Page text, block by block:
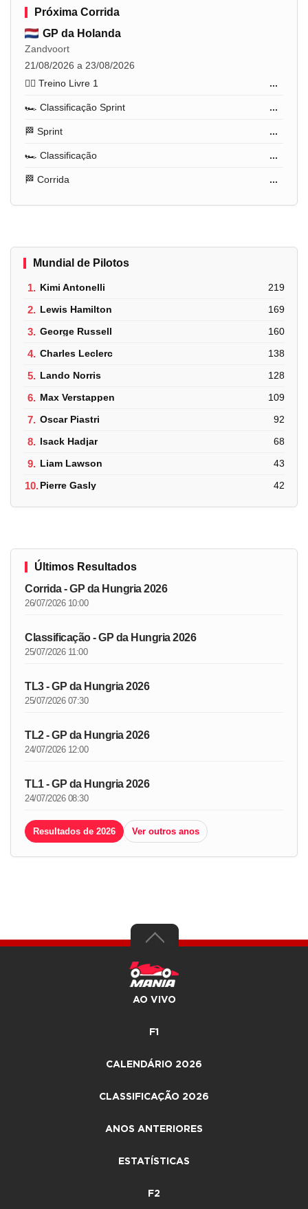
Próxima Corrida
GP da Holanda
Zandvoort
21/08/2026 a 23/08/2026
🏋️‍♂️ Treino Livre 1
...
🏎️ Classificação Sprint ...
🏁 Sprint ...
🏎️ Classificação ...
🏁 Corrida ...
Mundial de Pilotos
1. Kimi Antonelli 219
2. Lewis Hamilton 169
3. George Russell 160
4. Charles Leclerc 138
5. Lando Norris 128
6. Max Verstappen 109
7. Oscar Piastri 92
8. Isack Hadjar 68
9. Liam Lawson 43
10.Pierre Gasly 42
Últimos Resultados
Corrida - GP da Hungria 2026
26/07/2026 10:00
Classificação - GP da Hungria 2026
25/07/2026 11:00
TL3 - GP da Hungria 2026
25/07/2026 07:30
TL2 - GP da Hungria 2026
24/07/2026 12:00
TL1 - GP da Hungria 2026
24/07/2026 08:30
Resultados de 2026 Ver outros anos
AO VIVO
F1
CALENDÁRIO 2026
CLASSIFICAÇÃO 2026
ANOS ANTERIORES
ESTATÍSTICAS
F2